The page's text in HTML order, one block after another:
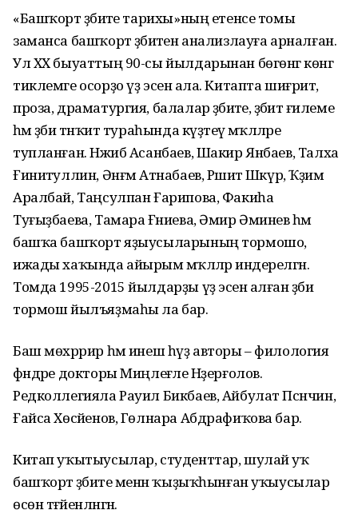
«Башҡорт әҙәбиәте тарихы»ның етенсе томы
заманса башҡорт әҙәбиәтен анализлауға арналған.
Ул ХХ быуаттың 90-сы йылдарынан бөгөнгә көнгә
тиклемге осорҙо үҙ эсенә ала. Китапта шиғриәт,
проза, драматургия, балалар әҙәбиәте, әҙәбиәт ғилеме
һәм әҙәби тәнҡит тураһында күҙәтеү мәҡәләләре
тупланған. Нәжиб Асанбаев, Шакир Янбаев, Талха
Ғиниәтуллин, Әнғәм Атнабаев, Рәшит Шәкүр, Ҡәҙим
Аралбай, Таңсулпан Ғарипова, Факиһа
Туғыҙбаева, Тамара Ғәниева, Әмир Әминев һәм
башҡа башҡорт яҙыусыларының тормошо,
ижады хаҡында айырым мәҡәләләр индерелгән.
Томда 1995-2015 йылдарҙы үҙ эсенә алған әҙәби
тормош йылъяҙмаһы ла бар.
Баш мөхәррир һәм инеш һүҙ авторы – филология
фәндәре докторы Миңлеғәле Нәҙерғолов.
Редколлегияла Рауил Бикбаев, Айбулат Псәнчин,
Ғайса Хөсәйенов, Гөлнара Абдрафиҡова бар.
Китап уҡытыусылар, студенттар, шулай уҡ
башҡорт әҙәбиәте менән ҡыҙыҡһынған уҡыусылар
өсөн тәғәйенләнгән.